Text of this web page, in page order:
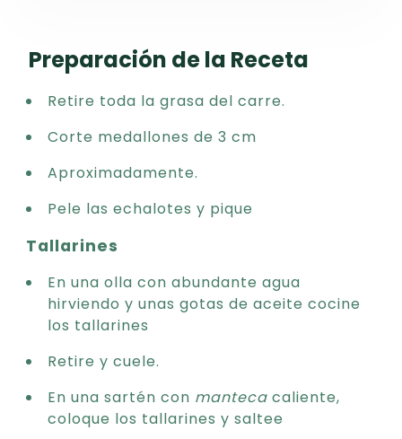
Preparación de la Receta
Retire toda la grasa del carre.
Corte medallones de 3 cm
Aproximadamente.
Pele las echalotes y pique
Tallarines
En una olla con abundante agua
hirviendo y unas gotas de aceite cocine
los tallarines
Retire y cuele.
En una sartén con manteca caliente,
coloque los tallarines y saltee